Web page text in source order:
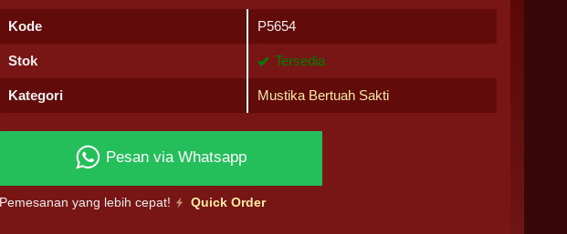
Kode P5654
Stok Tersedia
Kategori Mustika Bertuah Sakti
Pesan via Whatsapp
Pemesanan yang lebih cepat! Quick Order